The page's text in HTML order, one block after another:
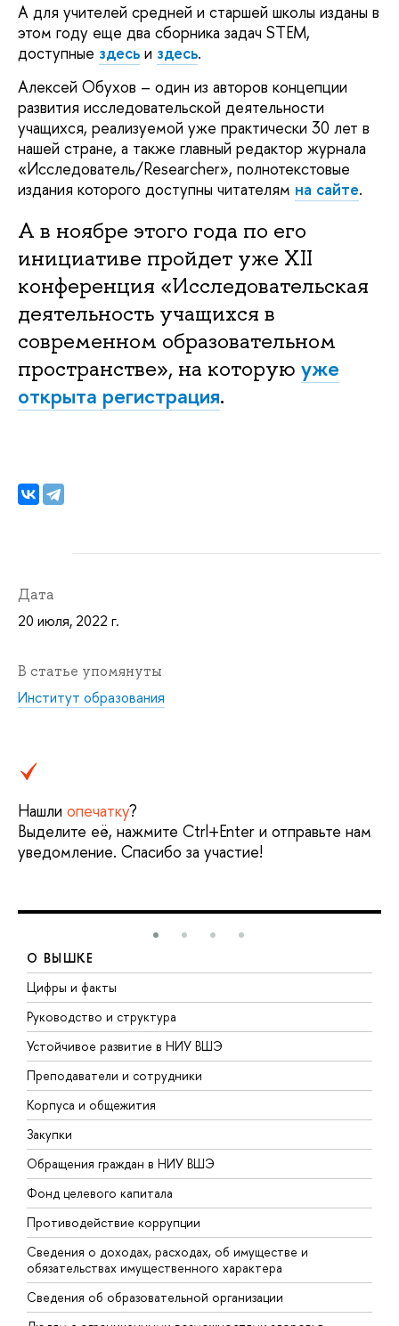
А для учителей средней и старшей школы изданы в
этом году еще два сборника задач STEM,
доступные здесь и здесь.
Алексей Обухов – один из авторов концепции
развития исследовательской деятельности
учащихся, реализуемой уже практически 30 лет в
нашей стране, а также главный редактор журнала
«Исследователь/Researcher», полнотекстовые
издания которого доступны читателям на сайте.
А в ноябре этого года по его
инициативе пройдет уже XII
конференция «Исследовательская
деятельность учащихся в
современном образовательном
пространстве», на которую уже
открыта регистрация.
Дата
20 июля, 2022 г.
В статье упомянуты
Институт образования
Нашли опечатку?
Выделите её, нажмите Ctrl+Enter и отправьте нам
уведомление. Спасибо за участие!
О ВЫШКЕ
Цифры и факты
Руководство и структура
Устойчивое развитие в НИУ ВШЭ
Преподаватели и сотрудники
Корпуса и общежития
Закупки
Обращения граждан в НИУ ВШЭ
Фонд целевого капитала
Противодействие коррупции
Сведения о доходах, расходах, об имуществе и
обязательствах имущественного характера
Сведения об образовательной организации